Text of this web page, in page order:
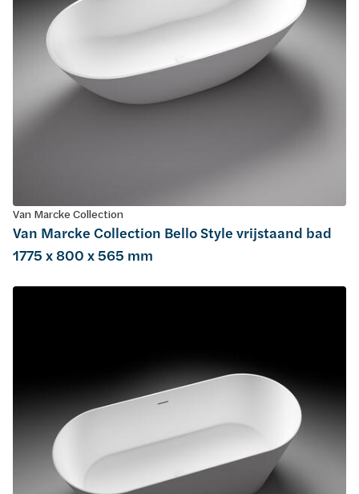
Van Marcke Collection
Van Marcke Collection Bello Style vrijstaand bad
1775 x 800 x 565 mm